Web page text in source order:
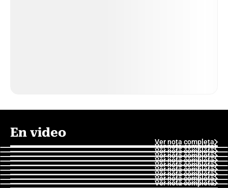
En video
Ver nota completa
Ver nota completa
Ver nota completa
Ver nota completa
Ver nota completa
Ver nota completa
Ver nota completa
Ver nota completa
Ver nota completa
Ver nota completa